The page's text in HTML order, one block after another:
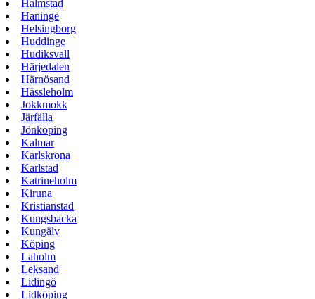
Halmstad
Haninge
Helsingborg
Huddinge
Hudiksvall
Härjedalen
Härnösand
Hässleholm
Jokkmokk
Järfälla
Jönköping
Kalmar
Karlskrona
Karlstad
Katrineholm
Kiruna
Kristianstad
Kungsbacka
Kungälv
Köping
Laholm
Leksand
Lidingö
Lidköping